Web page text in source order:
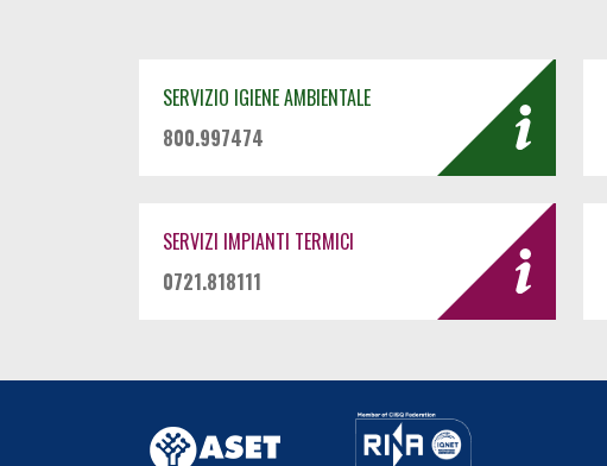
SERVIZIO IGIENE AMBIENTALE
800.997474
SERVIZI IMPIANTI TERMICI
0721.818111